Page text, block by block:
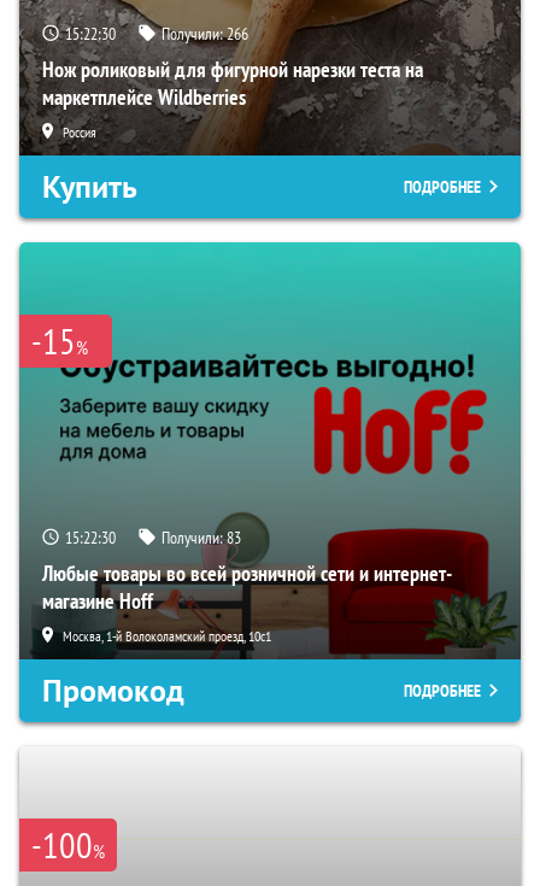
15:22:28 Получили:266
Нож роликовый для фигурной нарезки теста на
маркетплейсе Wildberries
Россия
Купить ПОДРОБНЕЕ
-15%
15:22:28 Получили:83
Любые товары во всей розничной сети и интернет-
магазине Hoff
Москва, 1-й Волоколамский проезд, 10с1
Промокод ПОДРОБНЕЕ
-100%